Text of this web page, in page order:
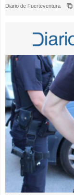
Diario de Fuerteventura